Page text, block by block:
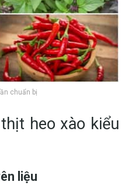
chuẩn bị
heo xào kiểu
liệu